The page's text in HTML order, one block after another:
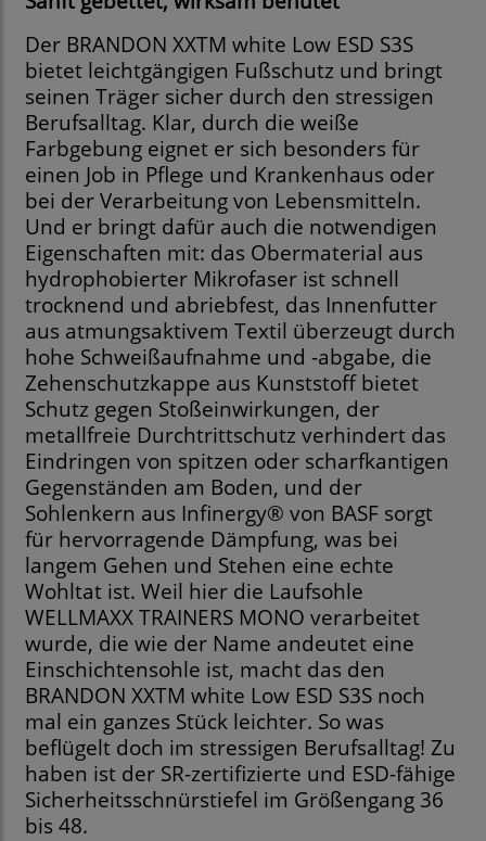
Der BRANDON XXTM white Low ESD S3S
bietet leichtgängigen Fußschutz und bringt
seinen Träger sicher durch den stressigen
Berufsalltag. Klar, durch die weiße
Farbgebung eignet er sich besonders für
einen Job in Pflege und Krankenhaus oder
bei der Verarbeitung von Lebensmitteln.
Und er bringt dafür auch die notwendigen
Eigenschaften mit: das Obermaterial aus
hydrophobierter Mikrofaser ist schnell
trocknend und abriebfest, das Innenfutter
aus atmungsaktivem Textil überzeugt durch
hohe Schweißaufnahme und -abgabe, die
Zehenschutzkappe aus Kunststoff bietet
Schutz gegen Stoßeinwirkungen, der
metallfreie Durchtrittschutz verhindert das
Eindringen von spitzen oder scharfkantigen
Gegenständen am Boden, und der
Sohlenkern aus Infinergy® von BASF sorgt
für hervorragende Dämpfung, was bei
langem Gehen und Stehen eine echte
Wohltat ist. Weil hier die Laufsohle
WELLMAXX TRAINERS MONO verarbeitet
wurde, die wie der Name andeutet eine
Einschichtensohle ist, macht das den
BRANDON XXTM white Low ESD S3S noch
mal ein ganzes Stück leichter. So was
beflügelt doch im stressigen Berufsalltag! Zu
haben ist der SR-zertifizierte und ESD-fähige
Sicherheitsschnürstiefel im Größengang 36
bis 48.